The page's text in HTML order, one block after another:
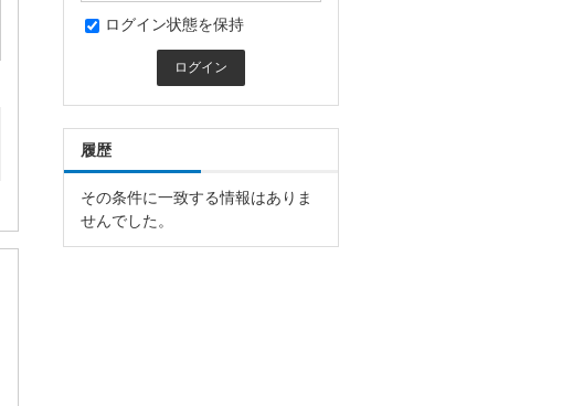
ログイン状態を保持
履歴
その条件に一致する情報はありま
せんでした。